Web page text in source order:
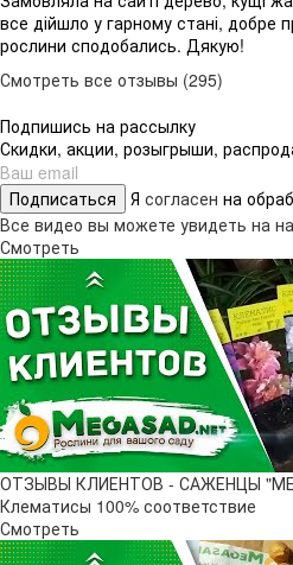
все дійшло у гарному стані, добре
рослини сподобались. Дякую!
Смотреть все отзывы (295)
Подпишись на рассылку
Скидки, акции, розыгрыши,
Подписаться Я согласен на
Все видео вы можете увидеть на
Смотреть
ОТЗЫВЫ КЛИЕНТОВ - САЖЕНЦЫ
Клематисы 100% соответствие
Смотреть